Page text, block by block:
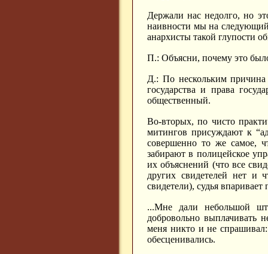
Держали нас недолго, но
наивности мы на следующий
анархисты такой глупости
П.: Объясни, почему это
Д.: По нескольким причина
государства и права
общественный.
Во-вторых, по чисто
митингов присуждают к
совершенно то же самое,
забирают в полицейское
их объяснений (что все
других свидетелей нет и
свидетели), судья
...Мне дали небольшой
добровольно выплачивать
меня никто и не
обесценивались.